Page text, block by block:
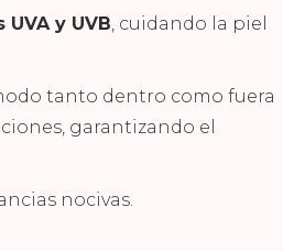
UVA y UVB , cuidando la piel
tanto dentro como fuera
garantizando el
nocivas.